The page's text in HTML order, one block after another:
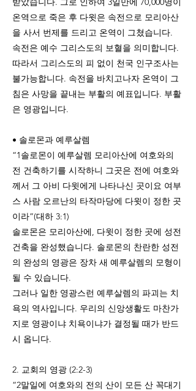
온역으로 죽은 후 다윗은 속전으로 모리아산
을 사서 번제를 드리고 온역이 그쳤습니다.
속전은 예수 그리스도의 보혈을 의미합니다.
따라서 그리스도의 피 없이 천국 인구조사는
불가능합니다. 속전을 바치고나자 온역이 그
침은 사망을 끝내는 부활의 예표입니다. 부활
은 영광입니다.
• 솔로몬과 예루살렘
“1솔로몬이 예루살렘 모리아산에 여호와의
전 건축하기를 시작하니 그곳은 전에 여호와
께서 그 아비 다윗에게 나타나신 곳이요 여부
스 사람 오르난의 타작마당에 다윗이 정한 곳
이라”(대하 3:1)
솔로몬은 모리아산에, 다윗이 정한 곳에 성전
건축을 완성했습니다. 솔로몬의 찬란한 성전
의 완성의 영광은 장차 새 예루살렘의 모형이
될 수 있습니다.
그러나 일한 영광스런 예루살렘의 파괴는 치
욕의 역사입니다. 우리의 신앙생활도 마찬가
지로 영광이냐 치욕이냐가 결정될 때가 반드
시 옵니다.
2. 교회의 영광 (2:2-3)
“2말일에 여호와의 전의 산이 모든 산 꼭대기